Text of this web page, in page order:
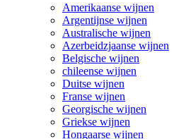
Amerikaanse wijnen
Argentijnse wijnen
Australische wijnen
Azerbeidzjaanse wijnen
Belgische wijnen
chileense wijnen
Duitse wijnen
Franse wijnen
Georgische wijnen
Griekse wijnen
Hongaarse wijnen